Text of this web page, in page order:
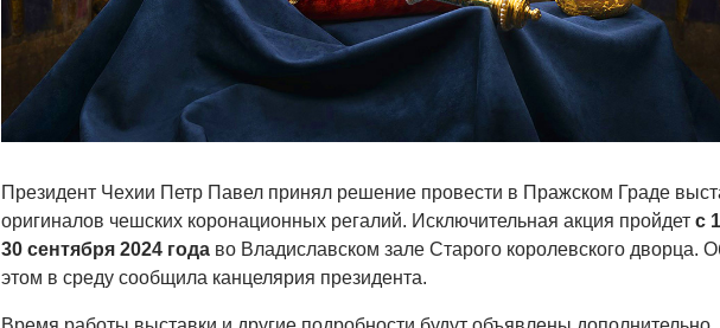
Президент Чехии Петр Павел принял решение провести в Пражском Граде
оригиналов чешских коронационных регалий. Исключительная акция пройдет с
30 сентября 2024 годаво Владиславском зале Старого королевского дворца.
этом в среду сообщила канцелярия президента.